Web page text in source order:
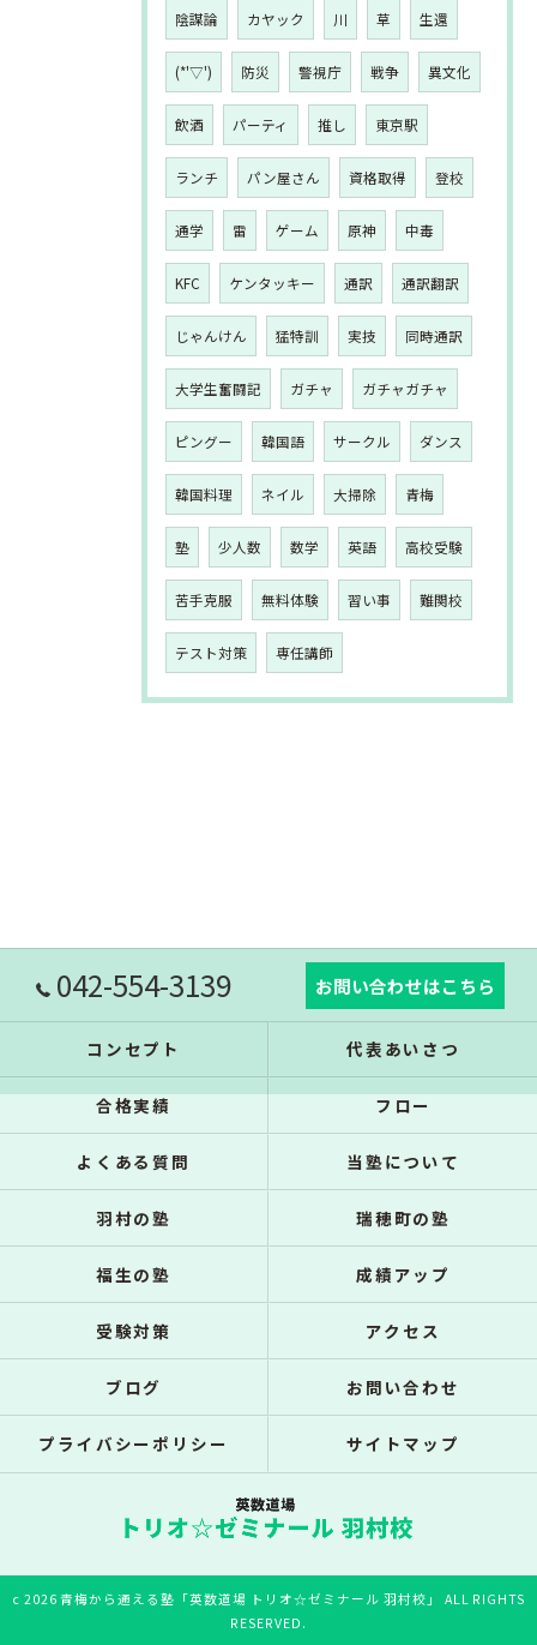
陰謀論 カヤック 川 草 生還
(*'▽') 防災 警視庁 戦争 異文化
飲酒 パーティ 推し 東京駅
ランチ パン屋さん 資格取得 登校
通学 雷 ゲーム 原神 中毒
KFC ケンタッキー 通訳 通訳翻訳
じゃんけん 猛特訓 実技 同時通訳
大学生奮闘記 ガチャ ガチャガチャ
ピングー 韓国語 サークル ダンス
韓国料理 ネイル 大掃除 青梅
塾 少人数 数学 英語 高校受験
苦手克服 無料体験 習い事 難関校
テスト対策 専任講師
042-554-3139 お問い合わせはこちら
コンセプト 代表あいさつ
合格実績 フロー
よくある質問 当塾について
羽村の塾 瑞穂町の塾
福生の塾 成績アップ
受験対策 アクセス
ブログ お問い合わせ
プライバシーポリシー サイトマップ
c 2026 青梅から通える塾「英数道場 トリオ☆ゼミナール 羽村校」 ALL RIGHTS
RESERVED.